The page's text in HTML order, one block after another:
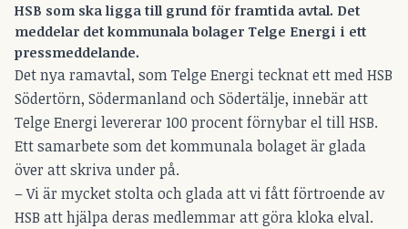
HSB som ska ligga till grund för framtida avtal. Det
meddelar det kommunala bolager Telge Energi i ett
pressmeddelande.
Det nya ramavtal, som Telge Energi tecknat ett med HSB
Södertörn, Södermanland och Södertälje, innebär att
Telge Energi levererar 100 procent förnybar el till HSB.
Ett samarbete som det kommunala bolaget är glada
över att skriva under på.
– Vi är mycket stolta och glada att vi fått förtroende av
HSB att hjälpa deras medlemmar att göra kloka elval.